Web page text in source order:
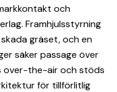
och
Framhjulsstyrning
gräset, och en
säker passage över
over-the-air och stöds
för tillförlitlig